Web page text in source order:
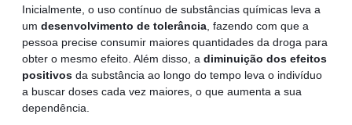
Inicialmente, o uso contínuo de substâncias químicas leva a
um desenvolvimento de tolerância , fazendo com que a
pessoa precise consumir maiores quantidades da droga para
obter o mesmo efeito. Além disso, a diminuição dos efeitos
positivos da substância ao longo do tempo leva o indivíduo
a buscar doses cada vez maiores, o que aumenta a sua
dependência.